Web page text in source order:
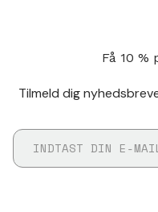
Få 10 %
Tilmeld dig